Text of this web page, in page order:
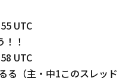
UTC
！
UTC
る（主・中1このスレッド